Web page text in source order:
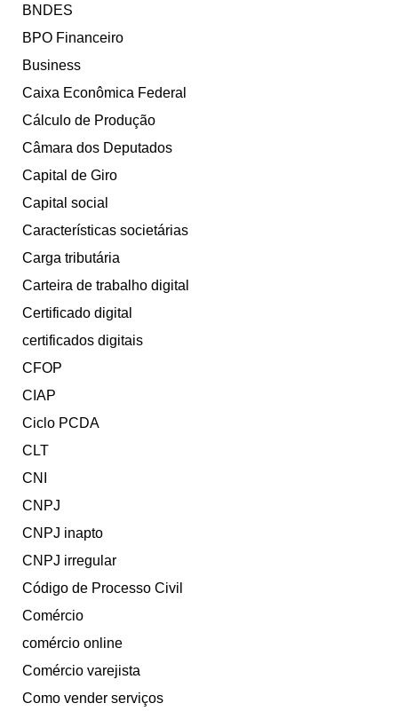
BNDES
BPO Financeiro
Business
Caixa Econômica Federal
Cálculo de Produção
Câmara dos Deputados
Capital de Giro
Capital social
Características societárias
Carga tributária
Carteira de trabalho digital
Certificado digital
certificados digitais
CFOP
CIAP
Ciclo PCDA
CLT
CNI
CNPJ
CNPJ inapto
CNPJ irregular
Código de Processo Civil
Comércio
comércio online
Comércio varejista
Como vender serviços